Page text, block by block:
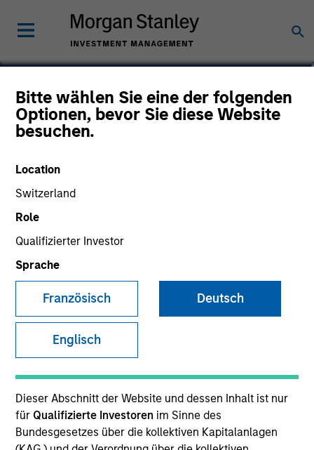
Bitte wählen Sie eine der folgenden
Optionen, bevor Sie diese Website
besuchen.
Location
Switzerland
Role
Qualifizierter Investor
Sprache
Französisch Deutsch
Englisch
Dieser Abschnitt der Website und dessen Inhalt ist nur
für Qualifizierte Investoren im Sinne des
Bundesgesetzes über die kollektiven Kapitalanlagen
Toby Norris
COO and Head of Risk Management
for Private Investing Morgan Stanley